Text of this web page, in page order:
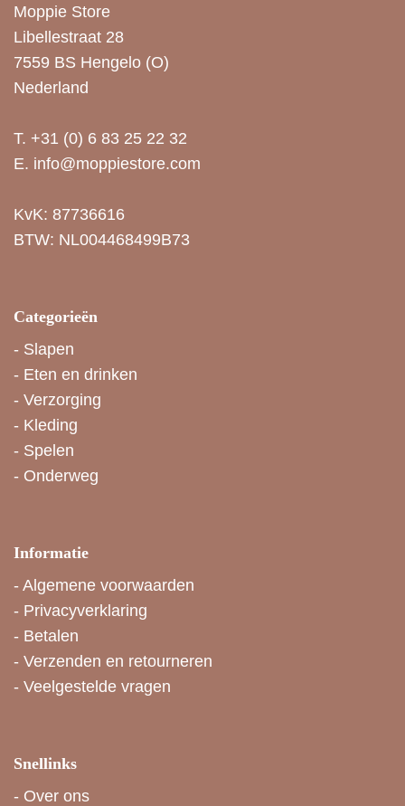
Moppie Store
Libellestraat 28
7559 BS Hengelo (O)
Nederland
T. +31 (0) 6 83 25 22 32
E. info@moppiestore.com
KvK: 87736616
BTW: NL004468499B73
Categorieën
- Slapen
- Eten en drinken
- Verzorging
- Kleding
- Spelen
- Onderweg
Informatie
- Algemene voorwaarden
- Privacyverklaring
- Betalen
- Verzenden en retourneren
- Veelgestelde vragen
Snellinks
- Over ons